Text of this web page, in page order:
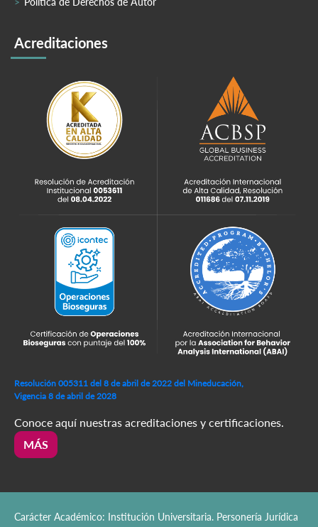
Acreditaciones
Resolución 005311 del 8 de abril de 2022 del Mineducación,
Vigencia 8 de abril de 2028
Conoce aquí nuestras acreditaciones y certificaciones.
MÁS
Carácter Académico: Institución Universitaria. Personería Jurídica